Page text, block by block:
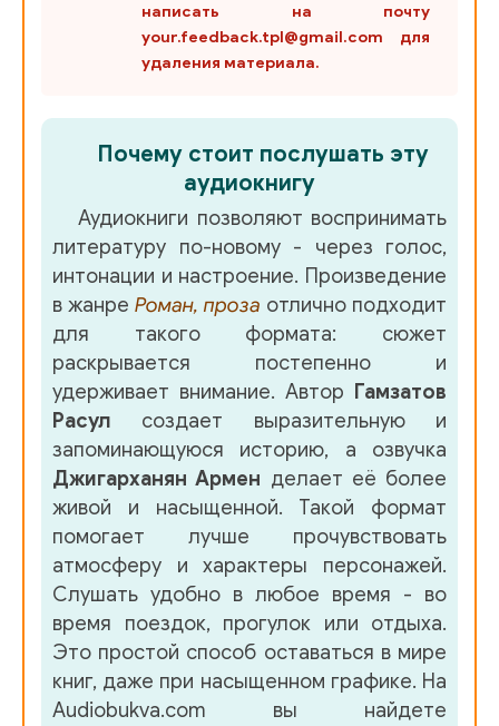
написать на почту
your.feedback.tpl@gmail.com для
удаления материала.
Почему стоит послушать эту
аудиокнигу
Аудиокниги позволяют воспринимать
литературу по-новому - через голос,
интонации и настроение. Произведение
в жанре Роман, проза отлично подходит
для такого формата: сюжет
раскрывается постепенно и
удерживает внимание. Автор Гамзатов
Расул создает выразительную и
запоминающуюся историю, а озвучка
Джигарханян Армен делает её более
живой и насыщенной. Такой формат
помогает лучше прочувствовать
атмосферу и характеры персонажей.
Слушать удобно в любое время - во
время поездок, прогулок или отдыха.
Это простой способ оставаться в мире
книг, даже при насыщенном графике. На
Audiobukva.com вы найдете